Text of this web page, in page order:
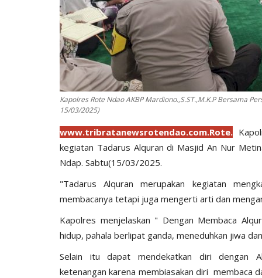
Kapolres Rote Ndao AKBP Mardiono.,S.ST.,M.K.P Bersama
15/03/2025)
www.tribratanewsrotendao.com.Rote.
kegiatan Tadarus Alquran di Masjid An Nur
Ndap. Sabtu(15/03/2025.
"Tadarus Alquran merupakan kegiatan
membacanya tetapi juga mengerti arti dan
Kapolres menjelaskan " Dengan Membaca
hidup, pahala berlipat ganda, meneduhkan jiwa
Selain itu dapat mendekatkan diri dengan
ketenangan karena membiasakan diri membaca